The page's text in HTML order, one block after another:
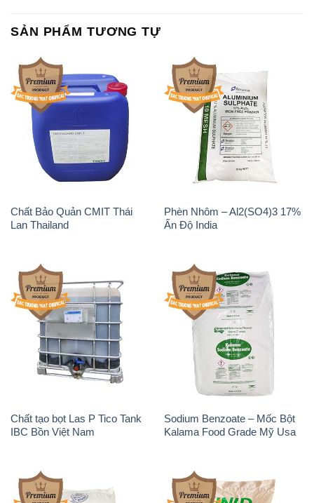
SẢN PHẨM TƯƠNG TỰ
Chất Bảo Quản CMIT Thái
Lan Thailand
Phèn Nhôm – Al2(SO4)3 17%
Ấn Độ India
Chất tạo bọt Las P Tico Tank
IBC Bồn Việt Nam
Sodium Benzoate – Mốc Bột
Kalama Food Grade Mỹ Usa